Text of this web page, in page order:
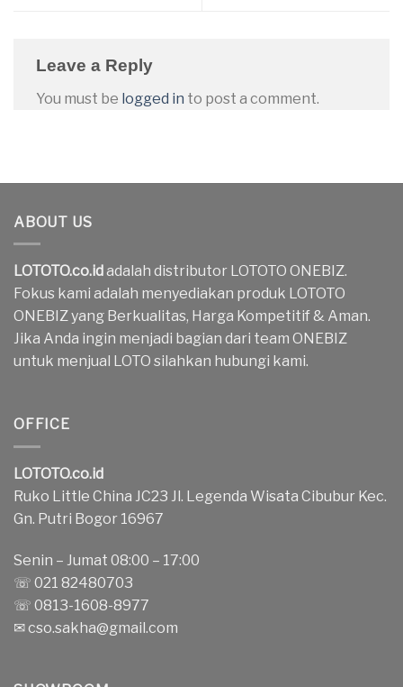
Leave a Reply
You must be logged in to post a comment.
ABOUT US
LOTOTO.co.id adalah distributor LOTOTO ONEBIZ.
Fokus kami adalah menyediakan produk LOTOTO
ONEBIZ yang Berkualitas, Harga Kompetitif & Aman.
Jika Anda ingin menjadi bagian dari team ONEBIZ
untuk menjual LOTO silahkan hubungi kami.
OFFICE
LOTOTO.co.id
Ruko Little China JC23 Jl. Legenda Wisata Cibubur Kec.
Gn. Putri Bogor 16967
Senin – Jumat 08:00 – 17:00
☏ 021 82480703
☏ 0813-1608-8977
✉cso.sakha@gmail.com